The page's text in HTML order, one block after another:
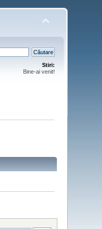
Stiri:
Bine-ai venit!